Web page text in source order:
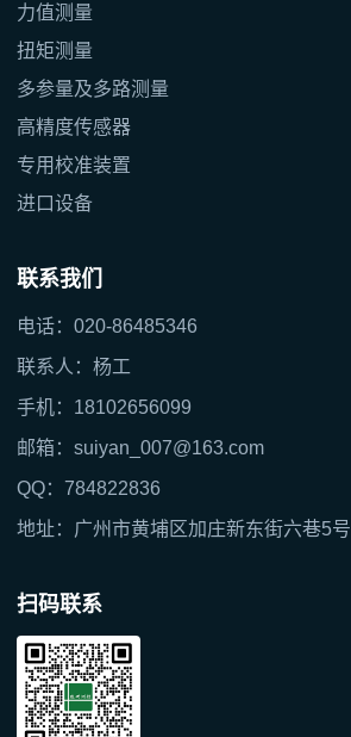
力值测量
扭矩测量
多参量及多路测量
高精度传感器
专用校准装置
进口设备
联系我们
电话：020-86485346
联系人：杨工
手机：18102656099
邮箱：suiyan_007@163.com
QQ：784822836
地址：广州市黄埔区加庄新东街六巷5号
扫码联系